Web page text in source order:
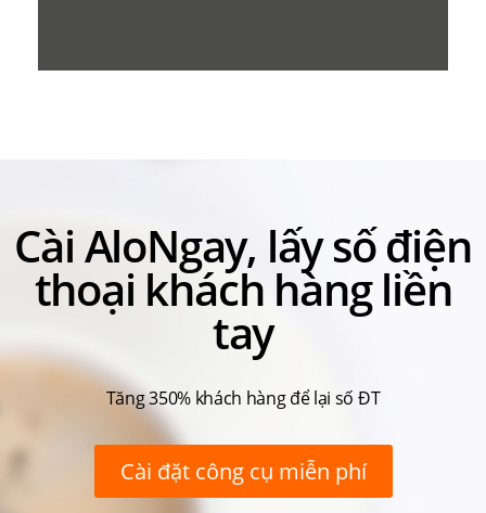
Cài AloNgay, lấy số điện
thoại khách hàng liền
tay
Tăng 350% khách hàng để lại số ĐT
Cài đặt công cụ miễn phí